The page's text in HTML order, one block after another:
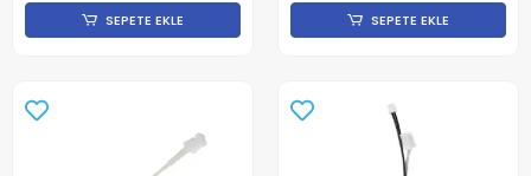
SEPETE EKLE SEPETE EKLE